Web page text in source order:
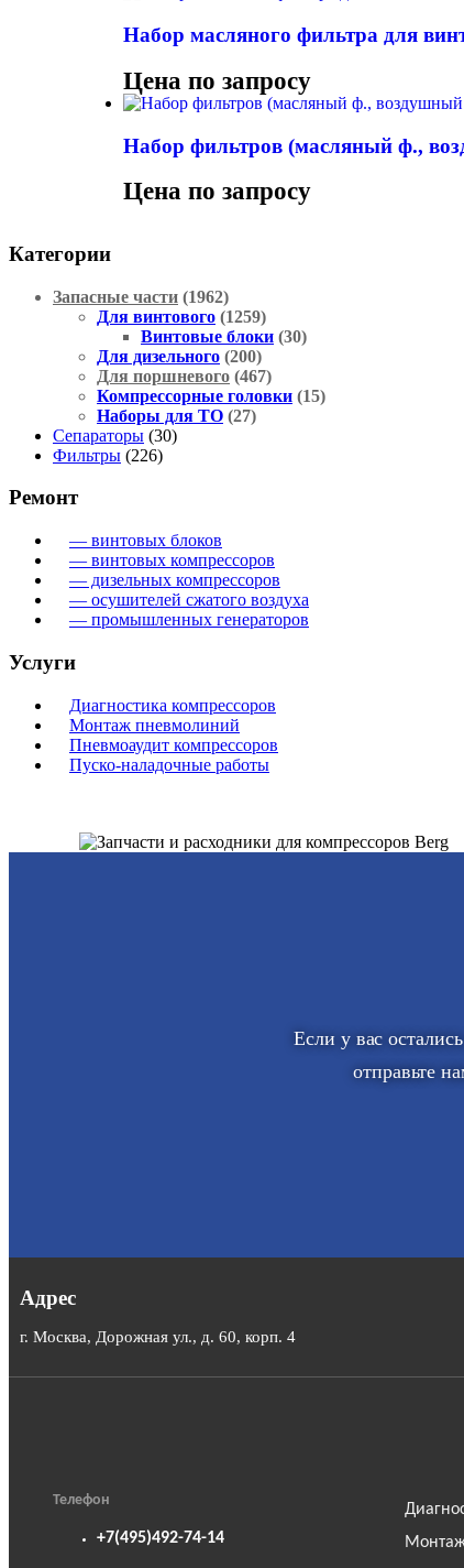
Набор масляного фильтра для
Цена по запросу
Набор фильтров (масляный ф.,
Цена по запросу
Категории
Запасные части (1962)
Для винтового (1259)
Винтовые блоки (30)
Для дизельного (200)
Для поршневого (467)
Компрессорные головки (15)
Наборы для ТО (27)
Сепараторы (30)
Фильтры (226)
Ремонт
— винтовых блоков
— винтовых компрессоров
— дизельных компрессоров
— осушителей сжатого воздуха
— промышленных генераторов
Услуги
Диагностика компрессоров
Монтаж пневмолиний
Пневмоаудит компрессоров
Пуско-наладочные работы
Если у вас
отправьте
Адрес
г. Москва, Дорожная ул., д. 60, корп. 4
Телефон
+7(495)492-74-14